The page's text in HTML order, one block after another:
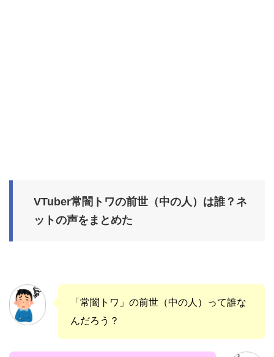
VTuber常闇トワの前世（中の人）は誰？ネ
ットの声をまとめた
「常闇トワ」の前世（中の人）って誰な
んだろう？